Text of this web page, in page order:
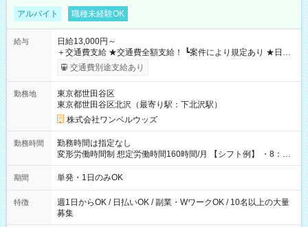
アルバイト 職種未経験OK
給与
日給13,000円～
＋交通費支給 ★交通費全額支給！ ┗案件により規定あり ★日払
いOK！（規定あり） ┗働いたその日に現金GET♪ お仕事後はコ
ンビニATMから 日払い分を引き落とせます！ 【試用期間】試
交通費別途支給あり
勤務地
東京都世田谷区
東京都世田谷区北沢（最寄り駅：下北沢駅）
株式会社ワンベルウッズ
勤務時間
勤務時間は指定なし
変形労働時間制 想定労働時間160時間/月 【シフト例】 ・8：00
～21：00
期間 単発・1日のみOK
特徴
週1日からOK / 日払いOK / 副業・WワークOK / 10名以上の大量
募集